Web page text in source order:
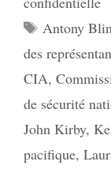
Étiquettes
Antony
des
CIA,
de sécurité
John Kirby,
pacifique,